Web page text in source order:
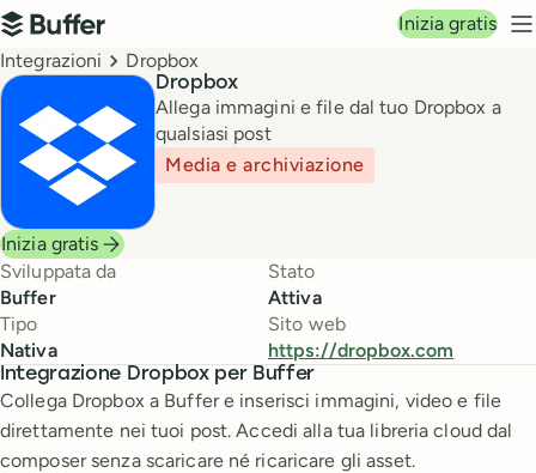
Navigazione principale
Buffer
Inizia gratis
Breadcrumbs
Integrazioni Dropbox
Dropbox
Allega immagini e file dal tuo Dropbox a
qualsiasi post
Media e archiviazione
Inizia gratis
Sviluppata da
Buffer
Stato
Attiva
Tipo
Nativa
Sito web
https://dropbox.com
Integrazione Dropbox per Buffer
Collega Dropbox a Buffer e inserisci immagini, video e file
direttamente nei tuoi post. Accedi alla tua libreria cloud dal
composer senza scaricare né ricaricare gli asset.